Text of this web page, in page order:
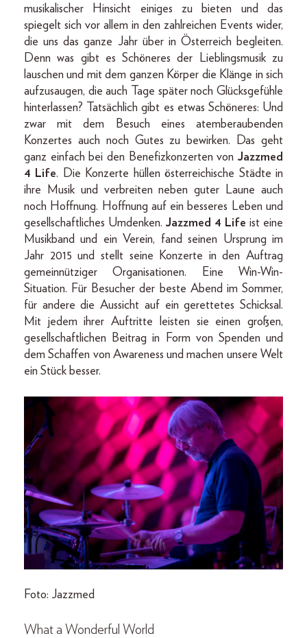
musikalischer Hinsicht einiges zu bieten und das
spiegelt sich vor allem in den zahlreichen Events wider,
die uns das ganze Jahr über in Österreich begleiten.
Denn was gibt es Schöneres der Lieblingsmusik zu
lauschen und mit dem ganzen Körper die Klänge in sich
aufzusaugen, die auch Tage später noch Glücksgefühle
hinterlassen? Tatsächlich gibt es etwas Schöneres: Und
zwar mit dem Besuch eines atemberaubenden
Konzertes auch noch Gutes zu bewirken. Das geht
ganz einfach bei den Benefizkonzerten von Jazzmed
4 Life. Die Konzerte hüllen österreichische Städte in
ihre Musik und verbreiten neben guter Laune auch
noch Hoffnung. Hoffnung auf ein besseres Leben und
gesellschaftliches Umdenken. Jazzmed 4 Life ist eine
Musikband und ein Verein, fand seinen Ursprung im
Jahr 2015 und stellt seine Konzerte in den Auftrag
gemeinnütziger Organisationen. Eine Win-Win-
Situation. Für Besucher der beste Abend im Sommer,
für andere die Aussicht auf ein gerettetes Schicksal.
Mit jedem ihrer Auftritte leisten sie einen großen,
gesellschaftlichen Beitrag in Form von Spenden und
dem Schaffen von Awareness und machen unsere Welt
ein Stück besser.
Foto: Jazzmed
What a Wonderful World